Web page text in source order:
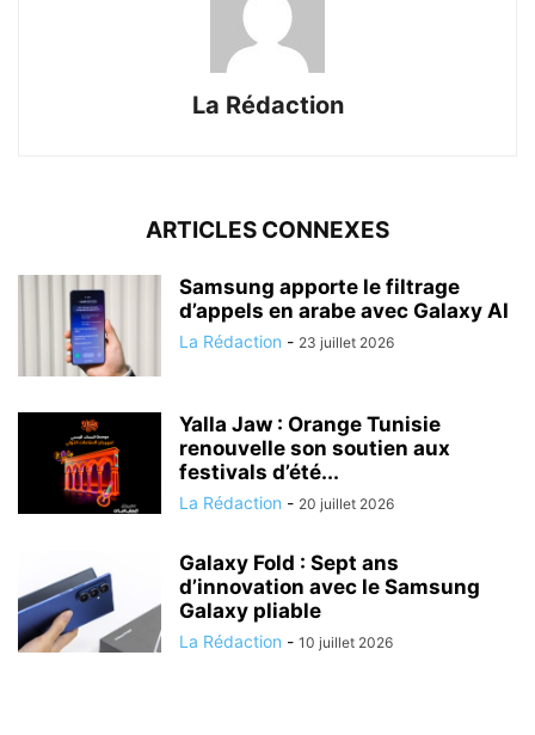
La Rédaction
ARTICLES CONNEXES
Samsung apporte le filtrage
d’appels en arabe avec Galaxy AI
La Rédaction - 23 juillet 2026
Yalla Jaw : Orange Tunisie
renouvelle son soutien aux
festivals d’été...
La Rédaction - 20 juillet 2026
Galaxy Fold : Sept ans
d’innovation avec le Samsung
Galaxy pliable
La Rédaction - 10 juillet 2026